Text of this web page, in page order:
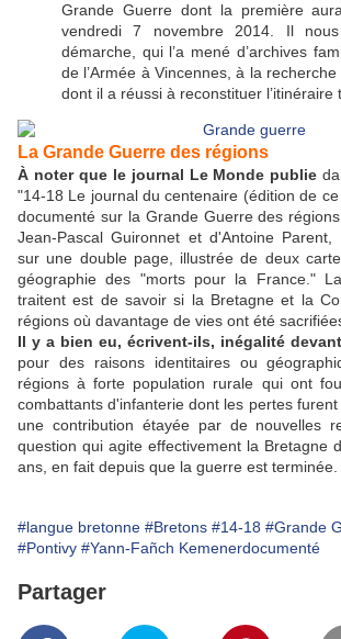
Grande Guerre dont la première
vendredi 7 novembre 2014. Il
démarche, qui l’a mené d’archives
de l’Armée à Vincennes, à la recherche
dont il a réussi à reconstituer l’itinéraire
La Grande Guerre des régions
À noter que le journal Le Monde publie
"14-18 Le journal du centenaire (édition de
documenté sur la Grande Guerre des
Jean-Pascal Guironnet et d'Antoine Parent,
sur une double page, illustrée de deux
géographie des "morts pour la France."
traitent est de savoir si la Bretagne et la
régions où davantage de vies ont été
Il y a bien eu, écrivent-ils, inégalité
pour des raisons identitaires ou
régions à forte population rurale qui ont
combattants d'infanterie dont les pertes furent
une contribution étayée par de nouvelles
question qui agite effectivement la Bretagne
ans, en fait depuis que la guerre est terminée.
#langue bretonne #Bretons #14-18 #Grande
#Pontivy #Yann-Fañch Kemenerdocumenté
Partager